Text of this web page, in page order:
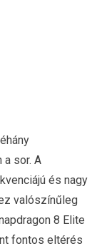
sor. A
és nagy
valószínűleg
8 Elite
fontos eltérés